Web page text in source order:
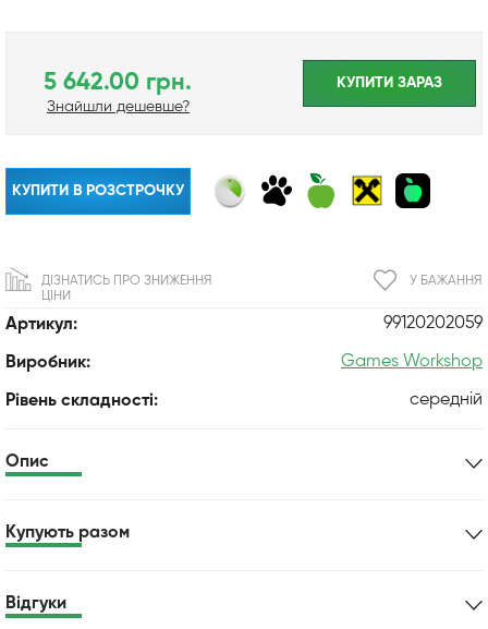
Артикул: 99120202059
Виробник: Games Workshop
Рівень складності: середній
5 642.00 грн.
Знайшли дешевше?
КУПИТИ ЗАРАЗ
КУПИТИ В РОЗСТРОЧКУ
У БАЖАННЯ
ДІЗНАТИСЬ ПРО ЗНИЖЕННЯ
ЦІНИ
Опис
Купують разом
Відгуки